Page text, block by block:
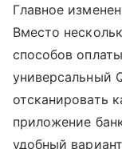
Главное
Вместо
способов
универсальный
отсканировать
приложение
удобный